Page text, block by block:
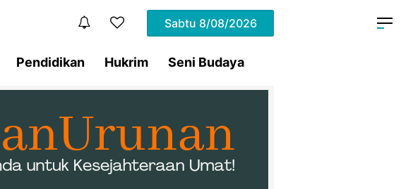
Sabtu 8/08/2026
Pendidikan Hukrim Seni Budaya